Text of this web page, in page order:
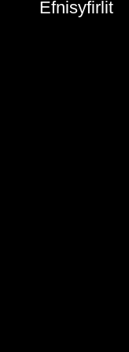
Efnisyfirlit